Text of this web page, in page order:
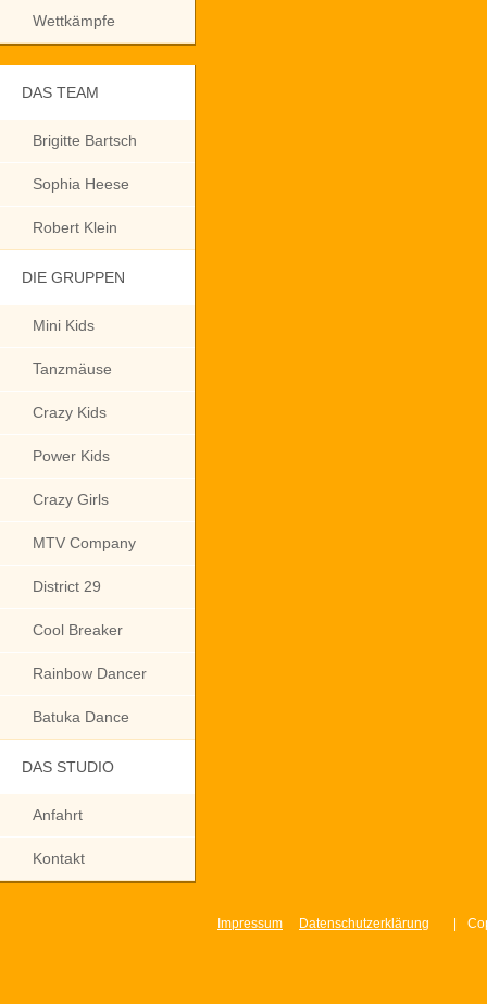
Wettkämpfe
DAS TEAM
Brigitte Bartsch
Sophia Heese
Robert Klein
DIE GRUPPEN
Mini Kids
Tanzmäuse
Crazy Kids
Power Kids
Crazy Girls
MTV Company
District 29
Cool Breaker
Rainbow Dancer
Batuka Dance
DAS STUDIO
Anfahrt
Kontakt
Impressum Datenschutzerklärung